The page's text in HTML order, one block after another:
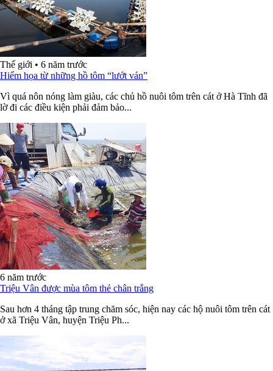
Thế giới • 6 năm trước
Hiểm họa từ những hồ tôm “lướt ván”
Vì quá nôn nóng làm giàu, các chủ hồ nuôi tôm trên cát ở Hà Tĩnh đã
lờ đi các điều kiện phải đảm bảo...
6 năm trước
Triệu Vân được mùa tôm thẻ chân trắng
Sau hơn 4 tháng tập trung chăm sóc, hiện nay các hộ nuôi tôm trên cát
ở xã Triệu Vân, huyện Triệu Ph...